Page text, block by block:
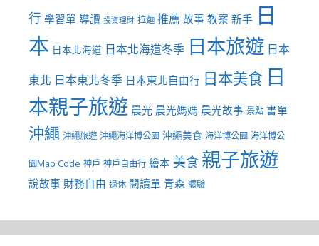
行 學習單 導讀 投資理財 拉麵 推薦 故事 教案 新手 日
本 日本北海道 日本北海道冬季 日本旅遊 日本
東北 日本東北冬季 日本東北自由行 日本美食 日
本親子旅遊 晨光 晨光媽媽 晨光故事 景點 書單
沖繩 沖繩旅遊 沖繩海洋博公園 沖繩美食 海洋博公園 海洋博公
園Map Code 神戶 神戶自由行 繪本 美食 親子旅遊
說故事 財務自由 退休 閱讀單 青森 體驗